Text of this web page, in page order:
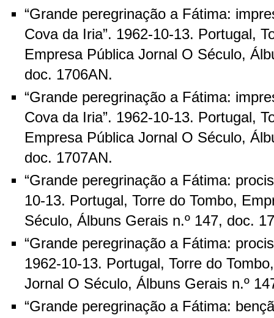
“Grande peregrinação a Fátima:
Cova da Iria”. 1962-10-13. Portugal,
Empresa Pública Jornal O Século,
doc. 1706AN.
“Grande peregrinação a Fátima:
Cova da Iria”. 1962-10-13. Portugal,
Empresa Pública Jornal O Século,
doc. 1707AN.
“Grande peregrinação a Fátima:
10-13. Portugal, Torre do Tombo,
Século, Álbuns Gerais n.º 147, doc.
“Grande peregrinação a Fátima:
1962-10-13. Portugal, Torre do
Jornal O Século, Álbuns Gerais n.º
“Grande peregrinação a Fátima: